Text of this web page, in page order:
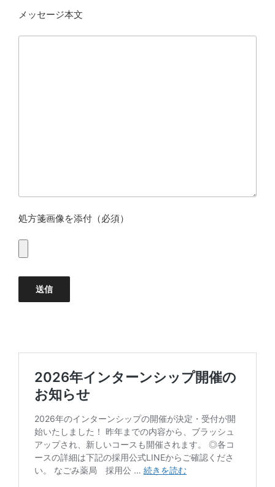
メッセージ本文
処方箋画像を添付（必須）